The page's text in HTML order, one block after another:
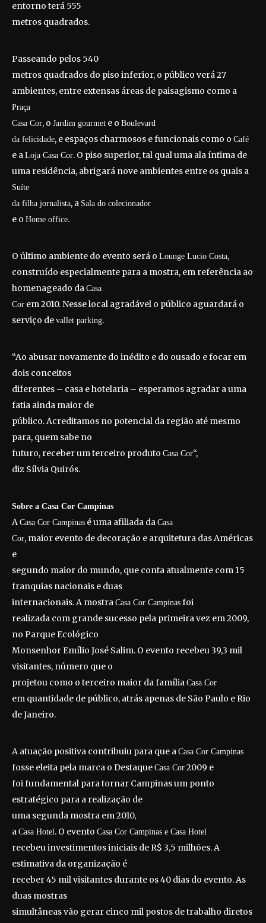
entorno terá 555
metros quadrados.
Passeando pelos 540
metros quadrados do piso inferior, o público verá 27
ambientes, entre extensas áreas de paisagismo como a
Praça
Casa Cor, o Jardim gourmet e o Boulevard
da felicidade, e espaços charmosos e funcionais como o Café
e a Loja Casa Cor. O piso superior, tal qual uma ala íntima de
uma residência, abrigará nove ambientes entre os quais a
Suíte
da filha jornalista, a Sala do colecionador
e o Home office.
O último ambiente do evento será o Lounge Lucio Costa,
construído especialmente para a mostra, em referência ao
homenageado da Casa
Cor em 2010. Nesse local agradável o público aguardará o
serviço de vallet parking.
“Ao abusar novamente do inédito e do ousado e focar em
dois conceitos
diferentes – casa e hotelaria – esperamos agradar a uma
fatia ainda maior de
público. Acreditamos no potencial da região até mesmo
para, quem sabe no
futuro, receber um terceiro produto Casa Cor“,
diz Sílvia Quirós.
Sobre a Casa Cor Campinas
A Casa Cor Campinas é uma afiliada da Casa
Cor, maior evento de decoração e arquitetura das Américas
e
segundo maior do mundo, que conta atualmente com 15
franquias nacionais e duas
internacionais. A mostra Casa Cor Campinas foi
realizada com grande sucesso pela primeira vez em 2009,
no Parque Ecológico
Monsenhor Emílio José Salim. O evento recebeu 39,3 mil
visitantes, número que o
projetou como o terceiro maior da família Casa Cor
em quantidade de público, atrás apenas de São Paulo e Rio
de Janeiro.
A atuação positiva contribuiu para que a Casa Cor Campinas
fosse eleita pela marca o Destaque Casa Cor 2009 e
foi fundamental para tornar Campinas um ponto
estratégico para a realização de
uma segunda mostra em 2010,
a Casa Hotel. O evento Casa Cor Campinas e Casa Hotel
recebeu investimentos iniciais de R$ 3,5 milhões. A
estimativa da organização é
receber 45 mil visitantes durante os 40 dias do evento. As
duas mostras
simultâneas vão gerar cinco mil postos de trabalho diretos